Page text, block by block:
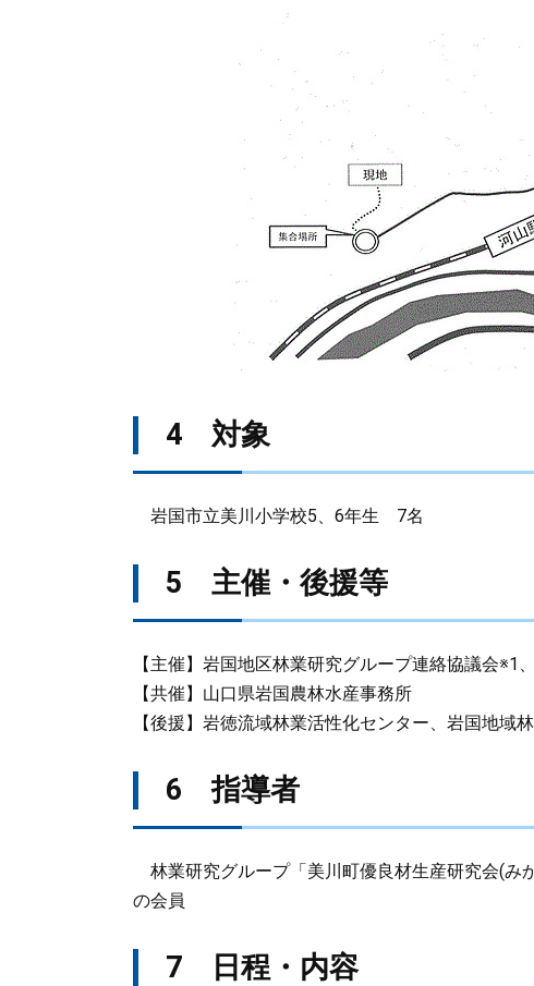
4 対象
岩国市立美川小学校5、6年生 7名
5 主催・後援等
【主催】岩国地区林業研究グループ連絡協議会※1
【共催】山口県岩国農林水産事務所
【後援】岩徳流域林業活性化センター、岩国地域
6 指導者
林業研究グループ「美川町優良材生産研究会(み
の会員
7 日程・内容